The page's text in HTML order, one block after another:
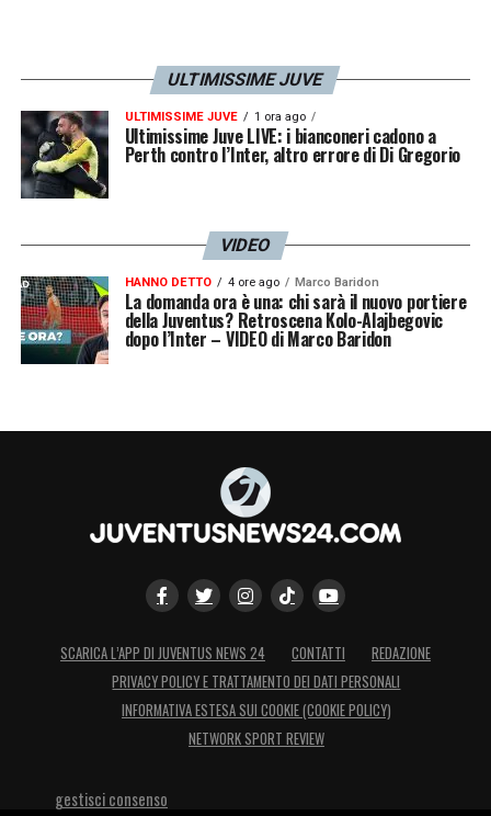
ULTIMISSIME JUVE
ULTIMISSIME JUVE 1 ora ago
Ultimissime Juve LIVE: i bianconeri cadono a
Perth contro l’Inter, altro errore di Di Gregorio
VIDEO
HANNO DETTO 4 ore ago Marco Baridon
La domanda ora è una: chi sarà il nuovo portiere
della Juventus? Retroscena Kolo-Alajbegovic
dopo l’Inter – VIDEO di Marco Baridon
SCARICA L’APP DI JUVENTUS NEWS 24 CONTATTI
REDAZIONE
PRIVACY POLICY E TRATTAMENTO DEI DATI PERSONALI
INFORMATIVA ESTESA SUI COOKIE (COOKIE POLICY)
NETWORK SPORT REVIEW
gestisci consenso